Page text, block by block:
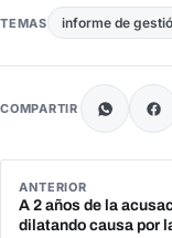
TEMAS informe de
COMPARTIR
ANTERIOR
A 2 años de la
dilatando causa por